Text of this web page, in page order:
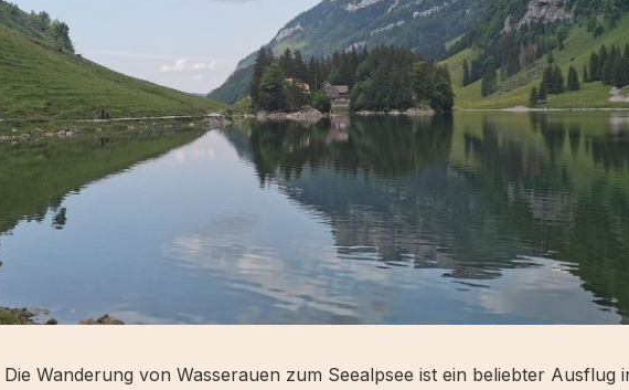
Die Wanderung von Wasserauen zum Seealpsee ist ein beliebter Ausflug